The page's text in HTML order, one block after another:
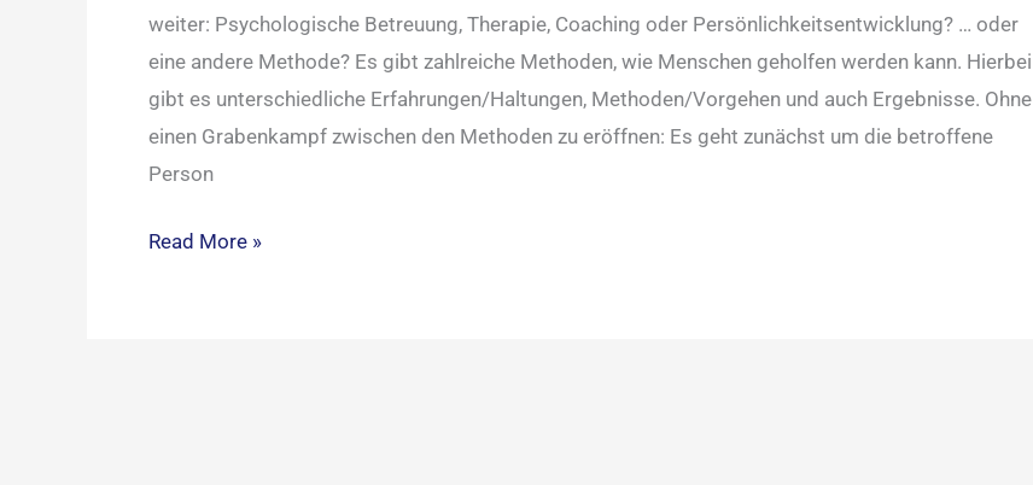
weiter: Psychologische Betreuung, Therapie, Coaching oder Persönlichkeitsentwicklung? … oder
eine andere Methode? Es gibt zahlreiche Methoden, wie Menschen geholfen werden kann. Hierbei
gibt es unterschiedliche Erfahrungen/Haltungen, Methoden/Vorgehen und auch Ergebnisse. Ohne
einen Grabenkampf zwischen den Methoden zu eröffnen: Es geht zunächst um die betroffene
Person
Read More »